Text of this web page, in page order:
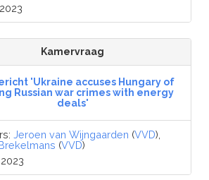
Kamervraag
'Ukraine accuses Hungary of
Russian war crimes with energy
deals'
Jeroen van Wijngaarden (VVD),
(VVD)